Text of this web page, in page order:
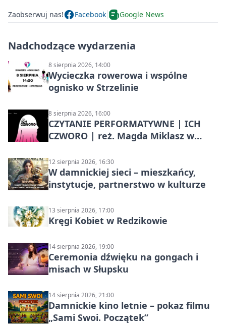
Zaobserwuj nas! Facebook Google News
Nadchodzące wydarzenia
8 sierpnia 2026, 14:00
Wycieczka rowerowa i wspólne
ognisko w Strzelinie
8 sierpnia 2026, 16:00
CZYTANIE PERFORMATYWNE | ICH
CZWORO | reż. Magda Miklasz w
12 sierpnia 2026, 16:30
W damnickiej sieci – mieszkańcy,
instytucje, partnerstwo w kulturze
13 sierpnia 2026, 17:00
Kręgi Kobiet w Redzikowie
14 sierpnia 2026, 19:00
Ceremonia dźwięku na gongach i
misach w Słupsku
14 sierpnia 2026, 21:00
Damnickie kino letnie – pokaz filmu
„Sami Swoi. Początek”